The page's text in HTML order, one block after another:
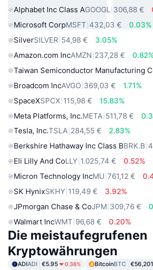
Alphabet Inc Class AGOOGL 306,88 €
Microsoft CorpMSFT 432,03 €
0.03%
SilverSILVER 54,98 €
3.05%
Amazon.com IncAMZN 237,28 €
Taiwan Semiconductor Manufacturing
Broadcom IncAVGO 369,03 €
1.71%
SpaceXSPCX 115,98 €
15.83%
Meta Platforms, Inc.META 511,78 €
Tesla, Inc.TSLA 284,55 €
2.83%
Berkshire Hathaway Inc Class BBRK.B
Eli Lilly And CoLLY 1.025,74 €
0.52%
Micron Technology IncMU 761,12 €
SK HynixSKHY 119,49 €
3.92%
JPmorgan Chase & CoJPM 309,76 €
Walmart IncWMT 96,68 € 0.20%
Die meistaufegrufenen
Kryptowährungen
ADIADI €5.95 0.38% BitcoinBTC